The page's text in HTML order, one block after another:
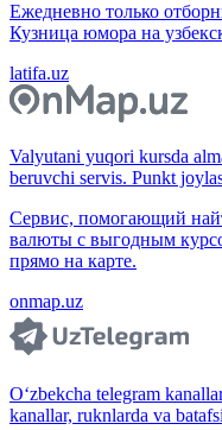
Ежедневно только
Кузница юмора на
latifa.uz
Valyutani yuqori kursda
beruvchi servis. Punkt
Сервис, помогающий
валюты с выгодным
прямо на карте.
onmap.uz
O‘zbekcha telegram
kanallar, ruknlarda va